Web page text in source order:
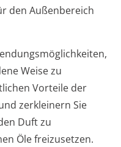
den Außenbereich
Weise zu
Vorteile der
zerkleinern Sie
Duft zu
Öle freizusetzen.